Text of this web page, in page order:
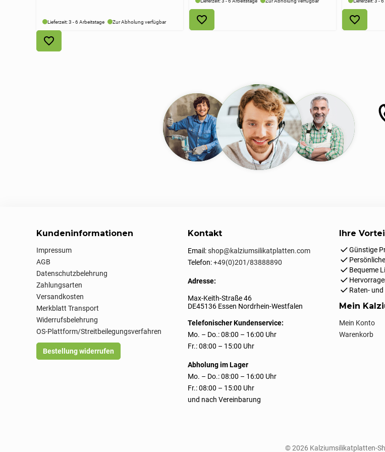
Lieferzeit: 3 - 6 Arbeitstage Zur Abholung verfügbar
Kundeninformationen
Impressum
AGB
Datenschutzbelehrung
Zahlungsarten
Versandkosten
Merkblatt Transport
Widerrufsbelehrung
OS-Plattform/Streitbeilegungsverfahren
Bestellung widerrufen
Kontakt
Email:shop@kalziumsilikatplatten.com
Telefon:+49(0)201/83888890
Adresse:
Max-Keith-Straße 46
DE45136 Essen Nordrhein-Westfalen
Telefonischer Kundenservice:
Mo. – Do.: 08:00 – 16:00 Uhr
Fr.: 08:00 – 15:00 Uhr
Abholung im Lager
Mo. – Do.: 08:00 – 16:00 Uhr
Fr.: 08:00 – 15:00 Uhr
und nach Vereinbarung
Ihre
Günstige
Bequeme
Raten-
Mein
Mein Konto
Warenkorb
© 2026 Kalziumsilikatplatten-